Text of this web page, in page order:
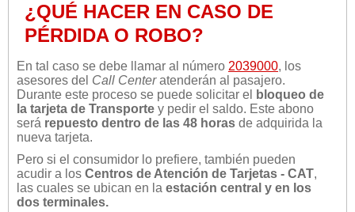
¿QUÉ HACER EN CASO DE
PÉRDIDA O ROBO?
En tal caso se debe llamar al número 2039000, los
asesores del Call Centeratenderán al pasajero.
Durante este proceso se puede solicitar el
bloqueo de
la tarjeta de Transporte y pedir el saldo. Este abono
será repuesto dentro de las 48 horas de adquirida la
nueva tarjeta.
Pero si el consumidor lo prefiere, también pueden
acudir a los Centros de Atención de Tarjetas - CAT,
las cuales se ubican en la estación central y en los
dos terminales.